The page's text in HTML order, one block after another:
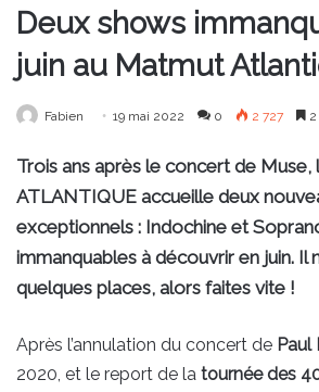
Deux shows
juin au Matmut
Fabien 19 mai 2022 0 2 727
Trois ans après le concert de
ATLANTIQUE accueille deux
exceptionnels : Indochine et
immanquables à découvrir en juin. Il
quelques places, alors faites vite !
Après l’annulation du concert de Paul
2020, et le report de la tournée des